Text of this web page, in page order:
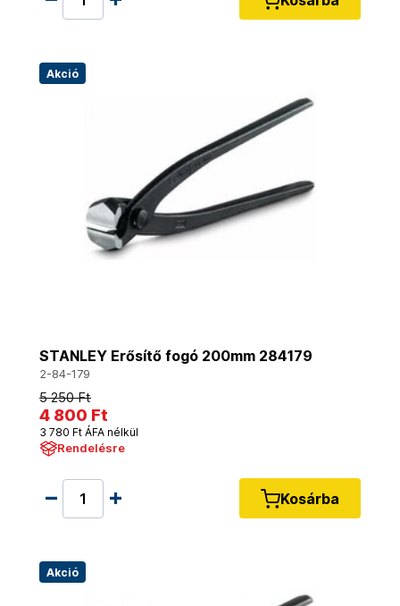
Akció
STANLEY Erősítő fogó 200mm 284179
2-84-179
5 250 Ft
4 800 Ft
3 780 Ft ÁFA nélkül
Rendelésre
Kosárba
Akció